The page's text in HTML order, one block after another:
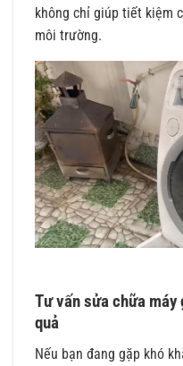
không chỉ giúp tiết kiệm
môi trường.
Tư vấn sửa chữa
quả
Nếu bạn đang gặp khó